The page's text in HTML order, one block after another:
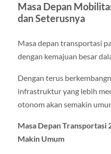
Masa Depan
dan Seterusnya
Masa depan transportasi
dengan kemajuan besar
Dengan terus
infrastruktur yang lebih
otonom akan semakin
Masa Depan Transportasi
Makin Umum